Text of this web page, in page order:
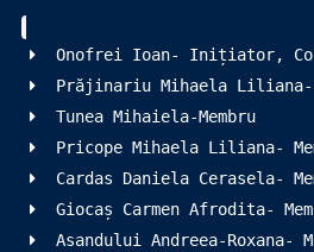
Onofrei Ioan- Inițiator,
Prăjinariu Mihaela Liliana-
Tunea Mihaiela-Membru
Pricope Mihaela Liliana-
Cardas Daniela Cerasela-
Giocaș Carmen Afrodita-
Asandului Andreea-Roxana-